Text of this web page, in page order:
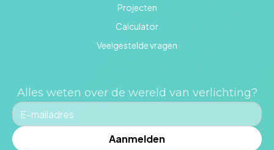
Projecten
Calculator
Veelgestelde vragen
Alles weten over de wereld van verlichting?